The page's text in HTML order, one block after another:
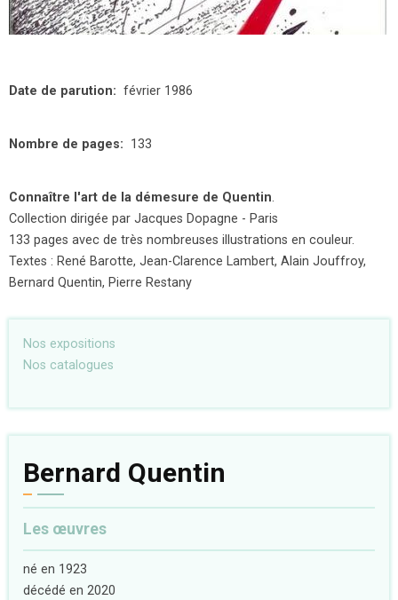
Date de parution février 1986
Nombre de pages 133
Connaître l'art de la démesure de Quentin.
Collection dirigée par Jacques Dopagne - Paris
133 pages avec de très nombreuses illustrations en couleur.
Textes : René Barotte, Jean-Clarence Lambert, Alain Jouffroy,
Bernard Quentin, Pierre Restany
Nos expositions
Nos catalogues
Bernard Quentin
Les œuvres
né en 1923
décédé en 2020